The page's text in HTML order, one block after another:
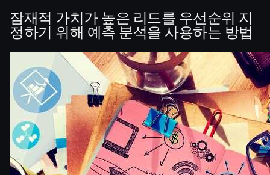
잠재적 가치가 높은 리드를 우선순위 지
정하기 위해 예측 분석을 사용하는 방법